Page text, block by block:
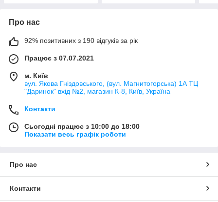
Про нас
92% позитивних з 190 відгуків за рік
Працює з 07.07.2021
м. Київ
вул. Якова Гніздовського, (вул. Магнитогорська) 1А ТЦ
"Даринок" вхід №2, магазин К-8, Київ, Україна
Контакти
Сьогодні працює з 10:00 до 18:00
Показати весь графік роботи
Про нас
Контакти